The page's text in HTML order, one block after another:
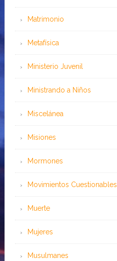
Matrimonio
Metafísica
Ministerio Juvenil
Ministrando a Niños
Miscelánea
Misiones
Mormones
Movimientos Cuestionables
Muerte
Mujeres
Musulmanes